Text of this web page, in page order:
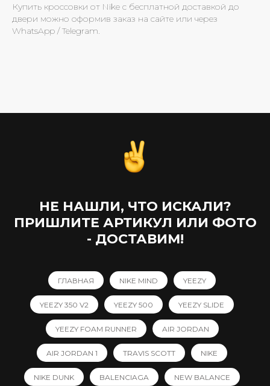
Купить кроссовки от Nike с бесплатной доставкой до
двери можно оформив заказ на сайте или через
WhatsApp / Telegram.
НЕ НАШЛИ, ЧТО ИСКАЛИ?
ПРИШЛИТЕ АРТИКУЛ ИЛИ ФОТО
- ДОСТАВИМ!
ГЛАВНАЯ NIKE MIND YEEZY
YEEZY 350 V2 YEEZY 500 YEEZY SLIDE
YEEZY FOAM RUNNER AIR JORDAN
AIR JORDAN 1 TRAVIS SCOTT NIKE
NIKE DUNK BALENCIAGA NEW BALANCE